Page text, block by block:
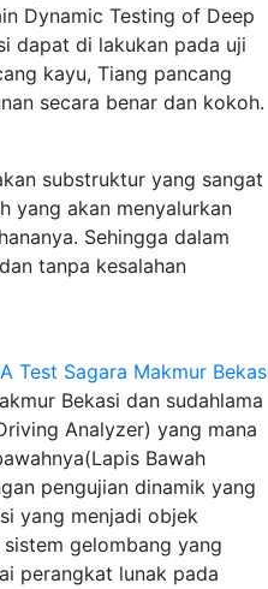
Dynamic Testing of Deep
dapat di lakukan pada uji
kayu, Tiang pancang
secara benar dan kokoh.
substruktur yang sangat
yang akan menyalurkan
Sehingga dalam
tanpa kesalahan
Bekasi dan sudahlama
Analyzer) yang mana
Bawah
pengujian dinamik yang
yang menjadi objek
gelombang yang
perangkat lunak pada